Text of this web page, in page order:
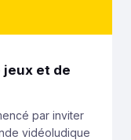
et de
par inviter
vidéoludique